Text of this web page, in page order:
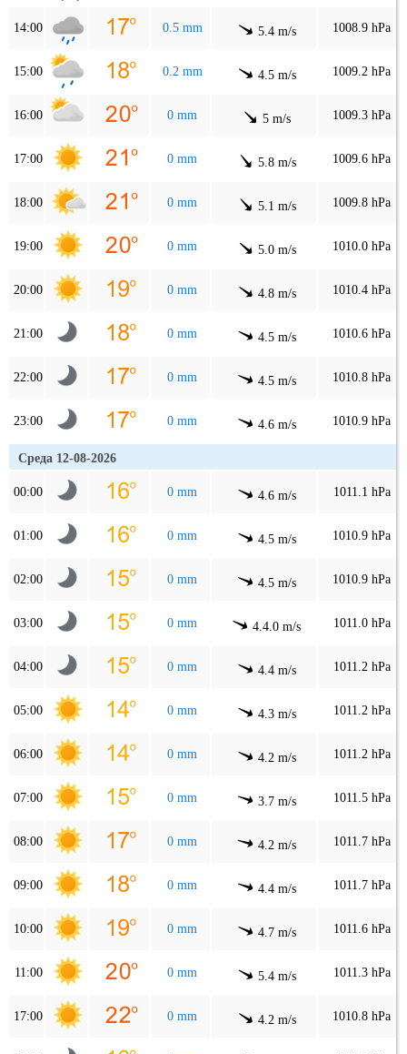
14:00 0.5 mm 5.4 m/s 1008.9 hPa
15:00 0.2 mm 4.5 m/s 1009.2 hPa
16:00 0 mm 5 m/s 1009.3 hPa
17:00 0 mm 5.8 m/s 1009.6 hPa
18:00 0 mm 5.1 m/s 1009.8 hPa
19:00 0 mm 5.0 m/s 1010.0 hPa
20:00 0 mm 4.8 m/s 1010.4 hPa
21:00 0 mm 4.5 m/s 1010.6 hPa
22:00 0 mm 4.5 m/s 1010.8 hPa
23:00 0 mm 4.6 m/s 1010.9 hPa
Среда 12-08-2026
00:00 0 mm 4.6 m/s 1011.1 hPa
01:00 0 mm 4.5 m/s 1010.9 hPa
02:00 0 mm 4.5 m/s 1010.9 hPa
03:00 0 mm 4.4.0 m/s 1011.0 hPa
04:00 0 mm 4.4 m/s 1011.2 hPa
05:00 0 mm 4.3 m/s 1011.2 hPa
06:00 0 mm 4.2 m/s 1011.2 hPa
07:00 0 mm 3.7 m/s 1011.5 hPa
08:00 0 mm 4.2 m/s 1011.7 hPa
09:00 0 mm 4.4 m/s 1011.7 hPa
10:00 0 mm 4.7 m/s 1011.6 hPa
11:00 0 mm 5.4 m/s 1011.3 hPa
17:00 0 mm 4.2 m/s 1010.8 hPa